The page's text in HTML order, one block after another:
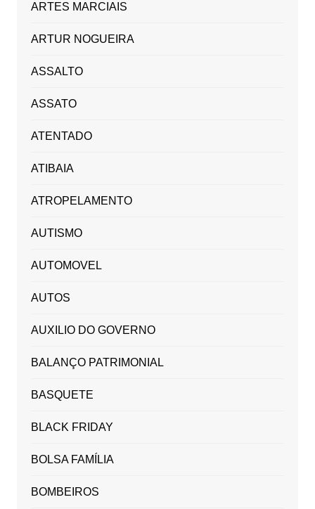
ARTES MARCIAIS
ARTUR NOGUEIRA
ASSALTO
ASSATO
ATENTADO
ATIBAIA
ATROPELAMENTO
AUTISMO
AUTOMOVEL
AUTOS
AUXILIO DO GOVERNO
BALANÇO PATRIMONIAL
BASQUETE
BLACK FRIDAY
BOLSA FAMÍLIA
BOMBEIROS